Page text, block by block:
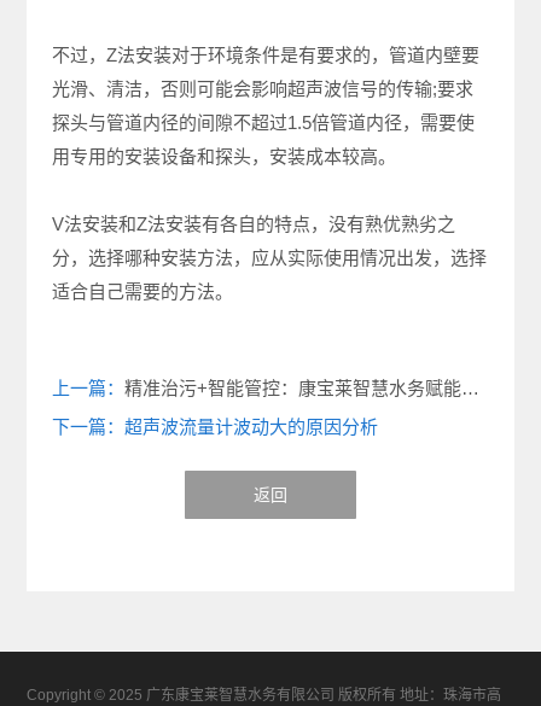
不过，Z法安装对于环境条件是有要求的，管道内壁要
光滑、清洁，否则可能会影响超声波信号的传输;要求
探头与管道内径的间隙不超过1.5倍管道内径，需要使
用专用的安装设备和探头，安装成本较高。
V法安装和Z法安装有各自的特点，没有熟优熟劣之
分，选择哪种安装方法，应从实际使用情况出发，选择
适合自己需要的方法。
上一篇： 精准治污+智能管控：康宝莱智慧水务赋能电镀行业绿色转型
下一篇：超声波流量计波动大的原因分析
返回
Copyright © 2025 广东康宝莱智慧水务有限公司 版权所有 地址：珠海市高